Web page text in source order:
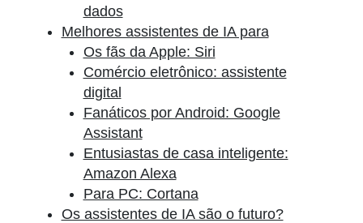
dados
Melhores assistentes de IA para
Os fãs da Apple: Siri
Comércio eletrônico: assistente
digital
Fanáticos por Android: Google
Assistant
Entusiastas de casa inteligente:
Amazon Alexa
Para PC: Cortana
Os assistentes de IA são o futuro?